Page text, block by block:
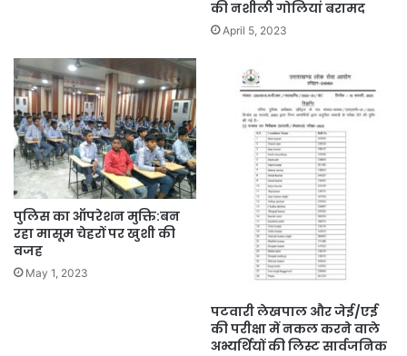
की नशीली गोलियां बरामद
April 5, 2023
पुलिस का ऑपरेशन मुक्ति:बन
रहा मासूम चेहरों पर खुशी की
वजह
May 1, 2023
पटवारी लेखपाल और जेई/एई
की परीक्षा में नकल करने वाले
अभ्यर्थियों की लिस्ट सार्वजनिक